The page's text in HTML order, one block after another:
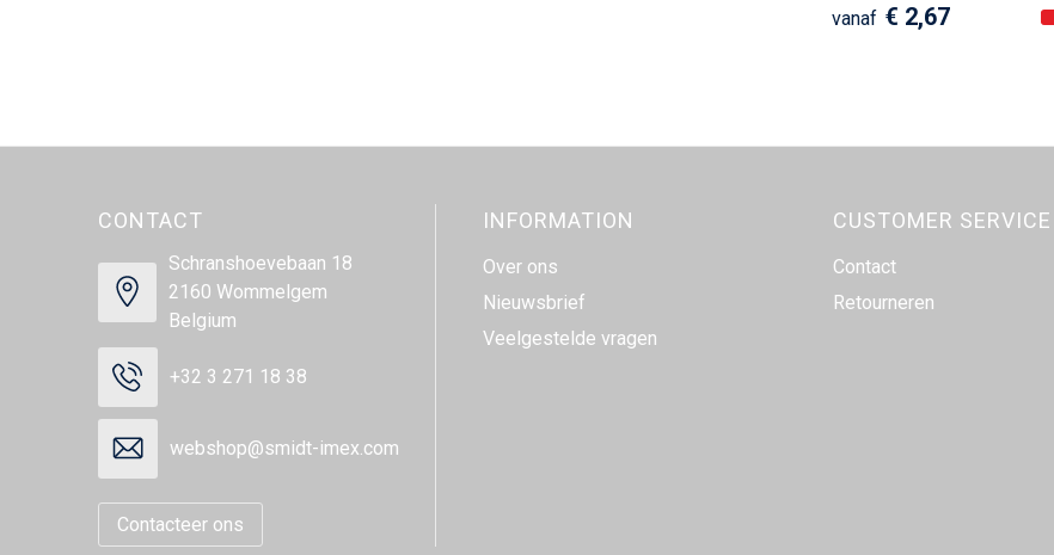
vanaf € 2,67
CONTACT
Schranshoevebaan 18
2160 Wommelgem
Belgium
+32 3 271 18 38
webshop@smidt-imex.com
Contacteer ons
INFORMATION
Over ons
Nieuwsbrief
Veelgestelde vragen
CUSTOMER SERVICE
Contact
Retourneren